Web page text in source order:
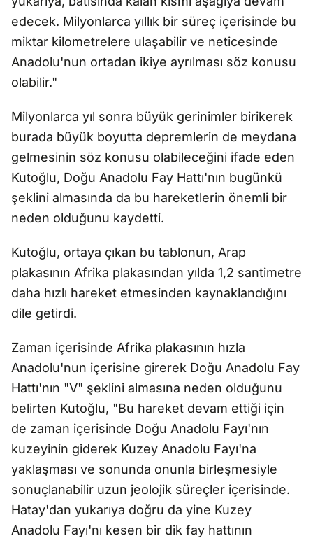
edecek. Milyonlarca yıllık bir süreç içerisinde bu
miktar kilometrelere ulaşabilir ve neticesinde
Anadolu'nun ortadan ikiye ayrılması söz konusu
olabilir."
Milyonlarca yıl sonra büyük gerinimler birikerek
burada büyük boyutta depremlerin de meydana
gelmesinin söz konusu olabileceğini ifade eden
Kutoğlu, Doğu Anadolu Fay Hattı'nın bugünkü
şeklini almasında da bu hareketlerin önemli bir
neden olduğunu kaydetti.
Kutoğlu, ortaya çıkan bu tablonun, Arap
plakasının Afrika plakasından yılda 1,2 santimetre
daha hızlı hareket etmesinden kaynaklandığını
dile getirdi.
Zaman içerisinde Afrika plakasının hızla
Anadolu'nun içerisine girerek Doğu Anadolu Fay
Hattı'nın "V" şeklini almasına neden olduğunu
belirten Kutoğlu, "Bu hareket devam ettiği için
de zaman içerisinde Doğu Anadolu Fayı'nın
kuzeyinin giderek Kuzey Anadolu Fayı'na
yaklaşması ve sonunda onunla birleşmesiyle
sonuçlanabilir uzun jeolojik süreçler içerisinde.
Hatay'dan yukarıya doğru da yine Kuzey
Anadolu Fayı'nı kesen bir dik fay hattının